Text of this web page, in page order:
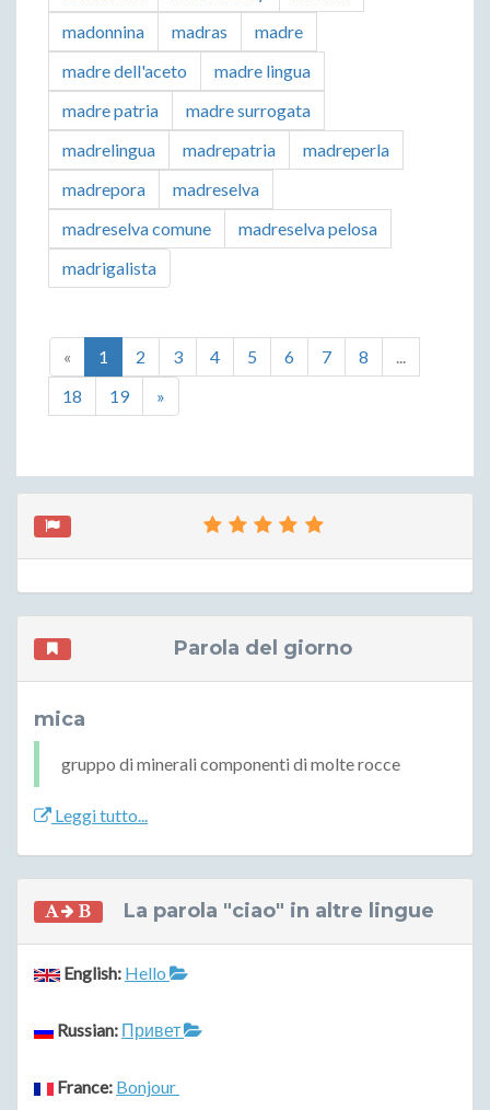
madonnina
madras
madre
madre dell'aceto
madre lingua
madre patria
madre surrogata
madrelingua
madrepatria
madreperla
madrepora
madreselva
madreselva comune
madreselva pelosa
madrigalista
« 1 2 3 4 5 6 7 8
...
18
19 »
Parola del giorno
mica
gruppo di minerali componenti di molte rocce
Leggi tutto...
La parola "ciao" in altre lingue
English: Hello
Russian: Привет
France: Bonjour